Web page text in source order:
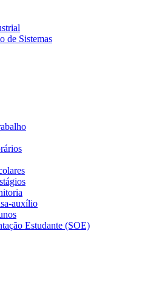
de Sistemas
auxílio
Estudante (SOE)